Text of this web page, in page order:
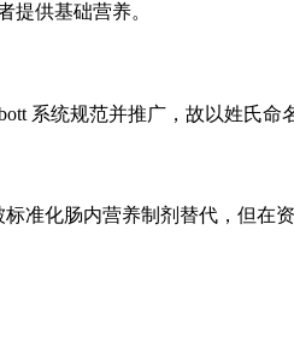
提供基础营养。
系统规范并推广，故以姓氏
准化肠内营养制剂替代，但